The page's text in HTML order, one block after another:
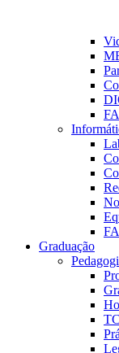
Graduação